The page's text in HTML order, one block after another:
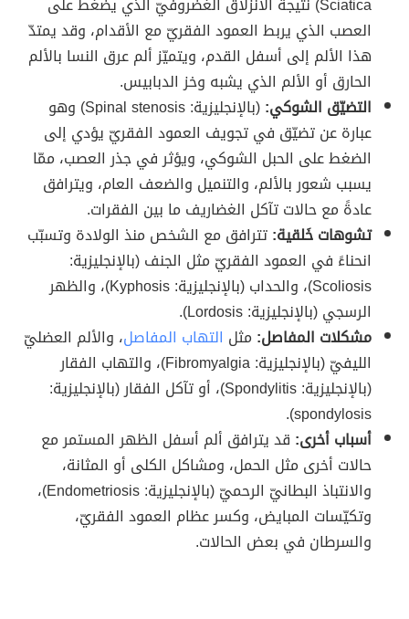
العصب الذي يربط العمود الفقريّ مع الأقدام، وقد يمتدّ
هذا الألم إلى أسفل القدم، ويتميّز ألم عرق النسا بالألم
الحارق أو الألم الذي يشبه وخز الدبابيس.
التضيّق الشوكي:
(بالإنجليزية: Spinal stenosis) وهو
عبارة عن تضيّق في تجويف العمود الفقريّ يؤدي إلى
الضغط على الحبل الشوكي، ويؤثر في جذر العصب، ممّا
يسبب شعور بالألم، والتنميل والضعف العام، ويترافق
عادةً مع حالات تآكل الغضاريف ما بين الفقرات.
تشوهات خَلقية:تترافق مع الشخص منذ الولادة وتسبّب
انحناءً في العمود الفقريّ مثل الجنف (بالإنجليزية:
Scoliosis)، والحداب (بالإنجليزية: Kyphosis)، والظهر
الرسجي (بالإنجليزية: Lordosis).
مشكلات المفاصل: مثل التهاب المفاصل، والألم العضليّ
الليفيّ (بالإنجليزية: Fibromyalgia)، والتهاب الفقار
(بالإنجليزية: Spondylitis)، أو تآكل الفقار (بالإنجليزية:
spondylosis).
أسباب أخرى: قد يترافق ألم أسفل الظهر المستمر مع
حالات أخرى مثل الحمل، ومشاكل الكلى أو المثانة،
والانتباذ البطانيّ الرحميّ (بالإنجليزية: Endometriosis)،
وتكيّسات المبايض، وكسر عظام العمود الفقريّ،
والسرطان في بعض الحالات.